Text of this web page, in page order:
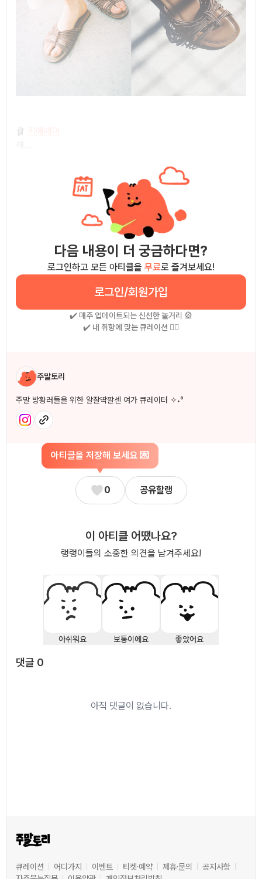
🩰
키에레이
다음 내용이 더 궁금하다면?
로그인하고 모든 아티클을 무료로 즐겨보세요!
로그인/회원가입
✔️ 매주 업데이트되는 신선한 놀거리 🎡
✔️ 내 취향에 맞는 큐레이션 🧚‍♀
작성자 소개
주말토리
주말 방황러들을 위한 알잘딱깔센 여가 큐레이터 ✧˖°
아티클을 저장해 보세요 💌
0 공유할랭
이 아티클 어땠나요?
랭랭이들의 소중한 의견을 남겨주세요!
아쉬워요 보통이에요 좋았어요
댓글 0
아직 댓글이 없습니다.
큐레이션 어디가지 이벤트 티켓·예약 제휴·문의
공지사항